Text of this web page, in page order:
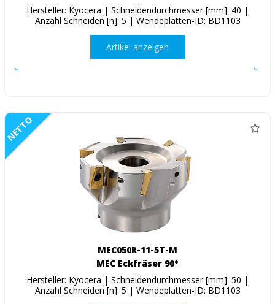
Hersteller: Kyocera | Schneidendurchmesser [mm]: 40 |
Anzahl Schneiden [n]: 5 | Wendeplatten-ID: BD1103
Artikel anzeigen
NETTO
MEC050R-11-5T-M
MEC Eckfräser 90°
Hersteller: Kyocera | Schneidendurchmesser [mm]: 50 |
Anzahl Schneiden [n]: 5 | Wendeplatten-ID: BD1103